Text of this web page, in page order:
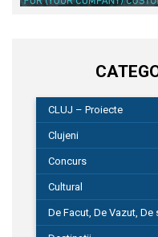
CLUJ – Proiecte
Clujeni
Concurs
Cultural
De Facut, De Vazut, De